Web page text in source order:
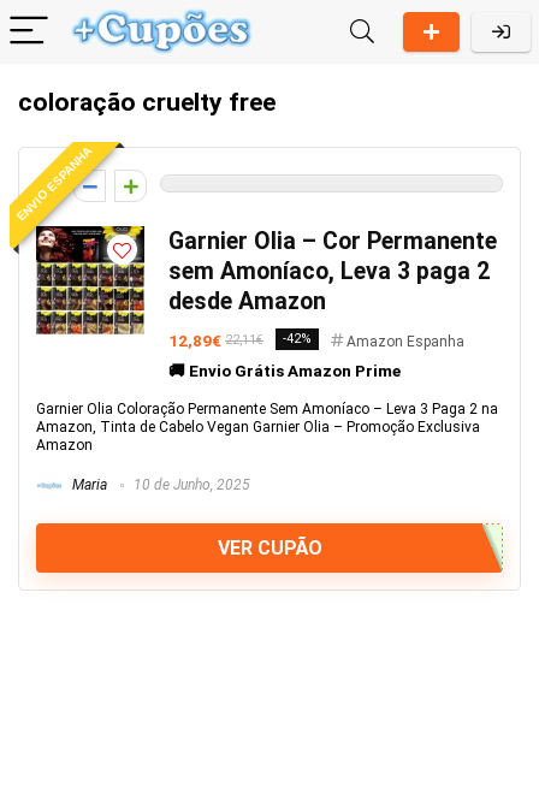
coloração cruelty free
ENVIO ESPANHA
0
Garnier Olia – Cor Permanente
sem Amoníaco, Leva 3 paga 2
desde Amazon
12,89€ 22,11€ -42% Amazon Espanha
🚚 Envio Grátis Amazon Prime
Garnier Olia Coloração Permanente Sem Amoníaco – Leva 3 Paga 2 na
Amazon, Tinta de Cabelo Vegan Garnier Olia – Promoção Exclusiva
Amazon
Maria 10 de Junho, 2025
VER CUPÃO